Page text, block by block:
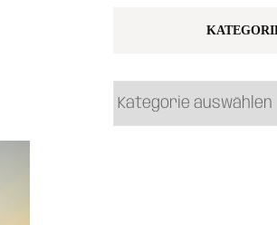
Kategorien